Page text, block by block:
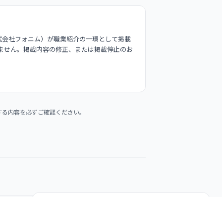
社フォニム）が職業紹介の一環として掲載
ん。掲載内容の修正、または掲載停止のお
内容を必ずご確認ください。